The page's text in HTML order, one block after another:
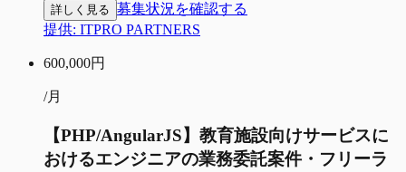
詳しく見る 募集状況を確認する
提供: ITPRO PARTNERS
600,000円
/月
【PHP/AngularJS】教育施設向けサービスに
おけるエンジニアの業務委託案件・フリーラ